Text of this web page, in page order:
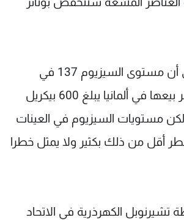
وأشارت الهيئة إلى أن مستوى السيزيوم 137 في
المنتجات التي يحظر بيعها في ألمانيا يبلغ 600 بيكريل
لكن مستويات السيزيوم في العينات
أقل من ذلك بكثير ولا يمثل خطرا
تشيرنوبل الكهرذرية في الاتحاد